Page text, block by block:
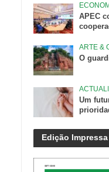
APEC
ARTE &
O
Um
Edição Impressa